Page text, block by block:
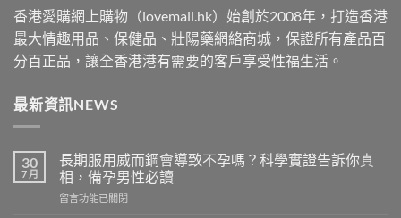
香港愛購網上購物（lovemall.hk）始創於2008年，打造香港
最大情趣用品、保健品、壯陽藥網絡商城，保證所有產品百
分百正品，讓全香港港有需要的客戶享受性福生活。
最新資訊NEWS
30
7 月
長期服用威而鋼會導致不孕嗎？科學實證告訴你真
相，備孕男性必讀
在
留言功能已關閉